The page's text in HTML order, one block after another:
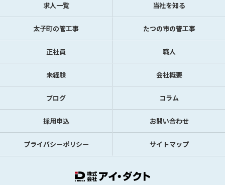
求人一覧 当社を知る
太子町の管工事 たつの市の管工事
正社員 職人
未経験 会社概要
ブログ コラム
採用申込 お問い合わせ
プライバシーポリシー サイトマップ